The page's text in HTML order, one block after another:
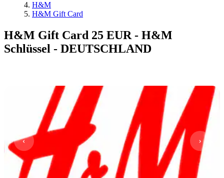
H&M
H&M Gift Card
H&M Gift Card 25 EUR - H&M
Schlüssel - DEUTSCHLAND